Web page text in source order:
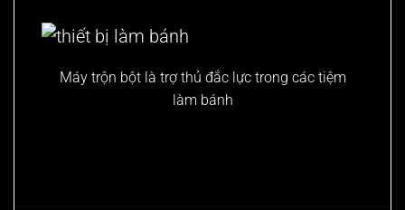
Máy trộn bột là trợ thủ đắc lực trong các tiệm
làm bánh